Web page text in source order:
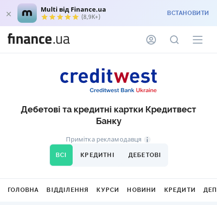
Multi від Finance.ua
(8,9K+) ВСТАНОВИТИ
Дебетові та кредитні картки Кредитвест
Банку
ВСІ КРЕДИТНІ ДЕБЕТОВІ
Примітка рекламодавця
ГОЛОВНА ВІДДІЛЕННЯ КУРСИ НОВИНИ КРЕДИТИ